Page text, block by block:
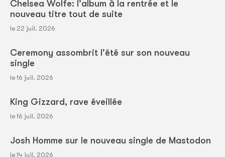
Chelsea Wolfe: l'album à la rentrée et le
nouveau titre tout de suite
le 22 juil. 2026
Ceremony assombrit l'été sur son nouveau
single
le 16 juil. 2026
King Gizzard, rave éveillée
le 16 juil. 2026
Josh Homme sur le nouveau single de Mastodon
le 14 juil. 2026